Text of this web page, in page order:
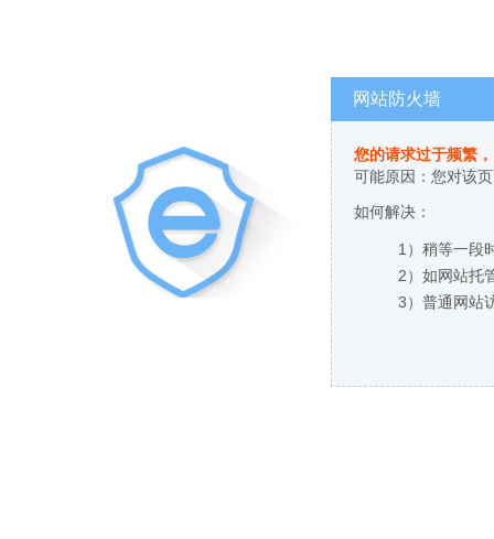
网站防火墙
您的请求过于频繁
可能原因：您对该
如何解决：
1）稍等一段
2）如网站托
3）普通网站